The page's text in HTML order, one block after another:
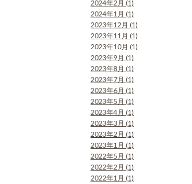
2024年2月 (1)
2024年1月 (1)
2023年12月 (1)
2023年11月 (1)
2023年10月 (1)
2023年9月 (1)
2023年8月 (1)
2023年7月 (1)
2023年6月 (1)
2023年5月 (1)
2023年4月 (1)
2023年3月 (1)
2023年2月 (1)
2023年1月 (1)
2022年5月 (1)
2022年2月 (1)
2022年1月 (1)